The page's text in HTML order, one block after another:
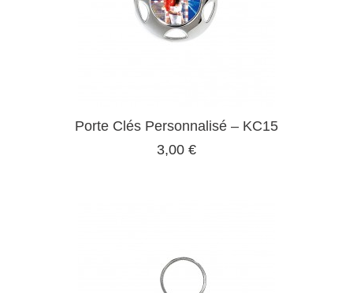
Porte Clés Personnalisé – KC15
3,00 €